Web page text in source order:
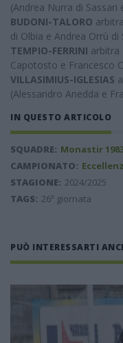
(Andrea Nurra di Sassari
BUDONI-TALORO
di Olbia e Andrea Orrù di
TEMPIO-FERRINI arbitra
Capotosto e Francesco
VILLASIMIUS-IGLESIAS
(Alessandro Anedda e
IN QUESTO ARTICOLO
SQUADRE: Monastir
CAMPIONATO:
STAGIONE: 2024/2025
TAGS: 26ª giornata
PUÒ INTERESSARTI